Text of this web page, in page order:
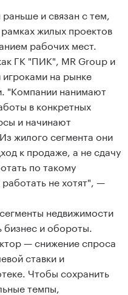
и связан с тем,
жилых проектов
рабочих мест.
ГК "ПИК", MR Group и
на рынке
"Компании нанимают
в конкретных
и начинают
жилого сегмента они
к продаже, а не сдачу
по такому
не хотят", —
недвижимости
и обороты.
— снижение спроса
ставки и
Чтобы сохранить
темпы,